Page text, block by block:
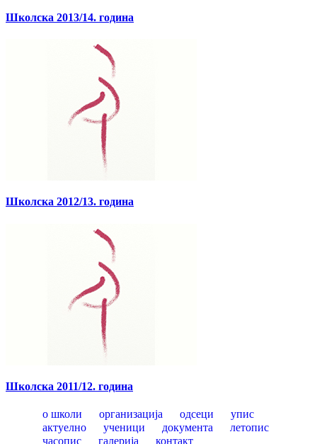
Школска 2013/14. година
Школска 2012/13. година
Школска 2011/12. година
о школи организација одсеци
упис
актуелно
ученици документа
летопис
часопис
галерија контакт